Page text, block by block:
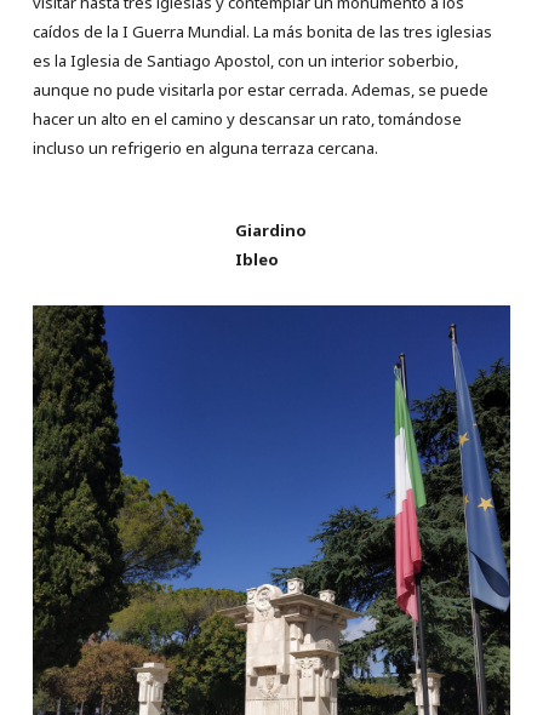
caídos de la I Guerra Mundial. La más bonita de las tres iglesias
es la Iglesia de Santiago Apostol, con un interior soberbio,
aunque no pude visitarla por estar cerrada. Ademas, se puede
hacer un alto en el camino y descansar un rato, tomándose
incluso un refrigerio en alguna terraza cercana.
Giardino
Ibleo